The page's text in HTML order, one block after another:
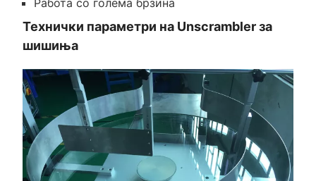
Технички параметри на Unscrambler за
шишиња